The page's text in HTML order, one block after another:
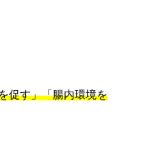
促す」「腸内環境を